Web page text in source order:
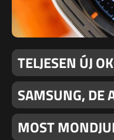
TELJESEN ÚJ
SAMSUNG, DE
MOST